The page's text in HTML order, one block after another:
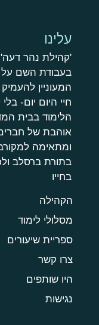
עלינו
'קהילת נהר
בעבודת השם על
המעוניין
חיי היום יום- בלי
הלימוד בבית
אוהבת של
ומתאימה
בתורת ברסלב
בחייו
הקהילה
מסלולי לימוד
ספריית שיעורים
צרו קשר
היו שותפים
נגישות